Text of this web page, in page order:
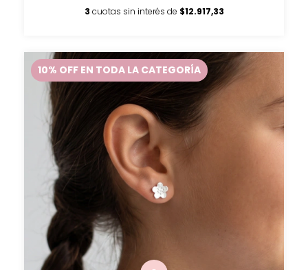
3 cuotas sin interés de $12.917,33
10% OFF EN TODA LA CATEGORÍA